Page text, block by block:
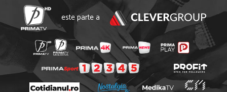
este parte a